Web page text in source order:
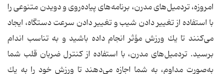
امروزه، ‌تردمیل‌های مدرن‌، برنامه‌های پیاده‌روی و دویدن متنوعی را
با استفاده از تغییر دادن شیب‌ و تغییر دادن سرعت دستگاه، ایجاد
می‌كنند تا یك ورزش مؤثر انجام داده باشید و به تناسب اندام
برسید. تردمیل‌های مدرن،‌ با استفاده از كنترل ضربان قلب شما
به‌صورت مداوم، به شما اجازه می‌دهند تا ورزش خود را به یك